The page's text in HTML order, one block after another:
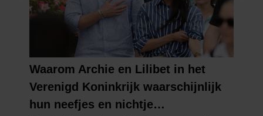
informatie over uw gebruik van onze site met onze
partners voor social media, adverteren en analyse. Deze
partners kunnen deze gegevens combineren met andere
informatie die u aan ze heeft verstrekt of die ze hebben
verzameld op basis van uw gebruik van hun services. U
gebruiken.